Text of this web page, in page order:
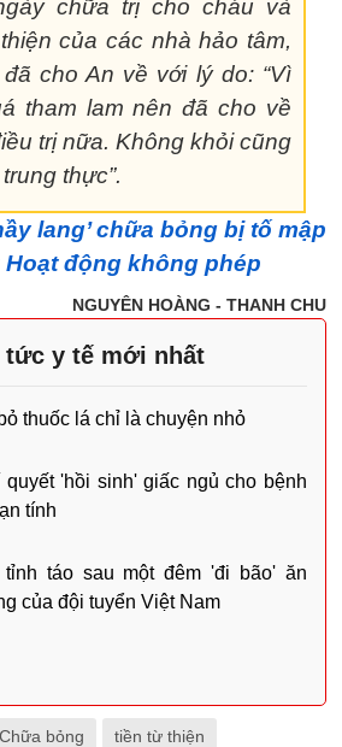
chữa trị cho cháu và
của các nhà hảo tâm,
đã cho An về với lý do: “Vì
tham lam nên đã cho về
trị nữa. Không khỏi cũng
thực”.
lang’ chữa bỏng bị tố mập
động không phép
NGUYÊN HOÀNG - THANH CHU
tức y tế mới nhất
thuốc lá chỉ là chuyện nhỏ
quyết 'hồi sinh' giấc ngủ cho bệnh
tính
táo sau một đêm 'đi bão' ăn
của đội tuyển Việt Nam
Chữa bỏng tiền từ thiện